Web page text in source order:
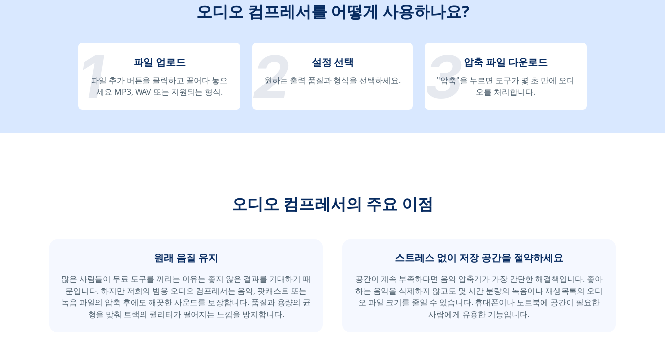
오디오 컴프레서를 어떻게 사용하나요?
파일 업로드
파일 추가 버튼을 클릭하고 끌어다 놓으
세요 MP3, WAV 또는 지원되는 형식.
설정 선택
원하는 출력 품질과 형식을 선택하세요.
압축 파일 다운로드
"압축"을 누르면 도구가 몇 초 만에 오디
오를 처리합니다.
오디오 컴프레서의 주요 이점
원래 음질 유지
많은 사람들이 무료 도구를 꺼리는 이유는 좋지 않은 결과를 기대하기 때
문입니다. 하지만 저희의 범용 오디오 컴프레서는 음악, 팟캐스트 또는
녹음 파일의 압축 후에도 깨끗한 사운드를 보장합니다. 품질과 용량의 균
형을 맞춰 트랙의 퀄리티가 떨어지는 느낌을 방지합니다.
스트레스 없이 저장 공간을 절약하세요
공간이 계속 부족하다면 음악 압축기가 가장 간단한 해결책입니다. 좋아
하는 음악을 삭제하지 않고도 몇 시간 분량의 녹음이나 재생목록의 오디
오 파일 크기를 줄일 수 있습니다. 휴대폰이나 노트북에 공간이 필요한
사람에게 유용한 기능입니다.